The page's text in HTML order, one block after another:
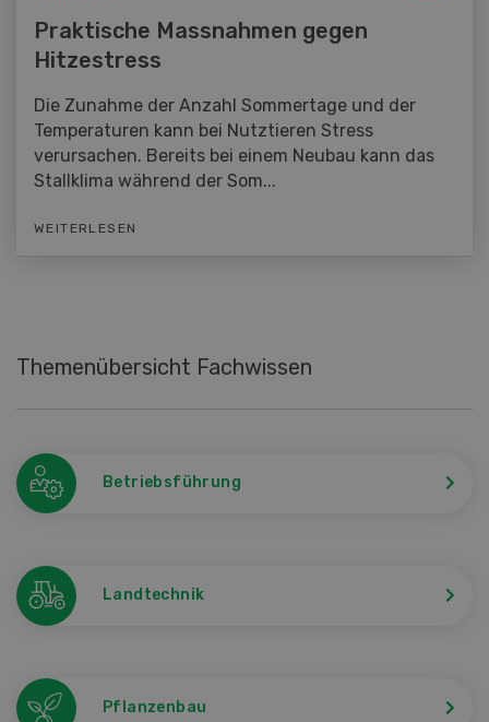
Praktische Massnahmen gegen
Hitzestress
Die Zunahme der Anzahl Sommertage und der
Temperaturen kann bei Nutztieren Stress
verursachen. Bereits bei einem Neubau kann das
Stallklima während der Som...
WEITERLESEN
Themenübersicht Fachwissen
Betriebsführung
Landtechnik
Pflanzenbau